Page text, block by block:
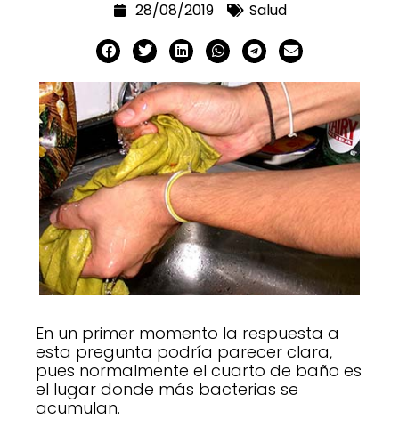
28/08/2019 Salud
En un primer momento la respuesta a
esta pregunta podría parecer clara,
pues normalmente el cuarto de baño es
el lugar donde más bacterias se
acumulan.